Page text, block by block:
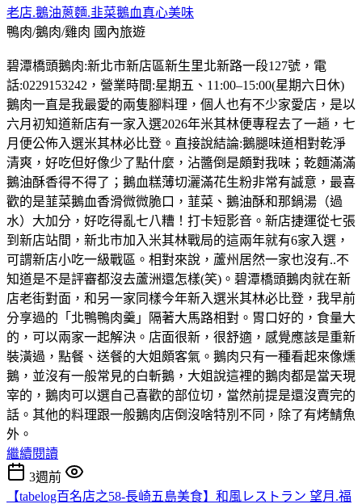
老店.鵝油蔥麵.韭菜鵝血真心美味
鴨肉/鵝肉/雞肉 國內旅遊
碧潭橋頭鵝肉:新北市新店區新生里北新路一段127號，電
話:0229153242，營業時間:星期五、11:00–15:00(星期六日休)
鵝肉一直是我最愛的兩隻腳料理，個人也有不少家愛店，是以
六月初知道新店有一家入選2026年米其林便專程去了一趟，七
月便公佈入選米其林必比登。直接說結論:鵝腿味道相對乾淨
清爽，好吃但好像少了點什麼，沾醬倒是頗對我味；乾麵滿滿
鵝油酥香得不得了；鵝血糕薄切灑滿花生粉非常有誠意，最喜
歡的是韮菜鵝血香滑微微脆口，韮菜、鵝油酥和那鍋湯（過
水）大加分，好吃得亂七八糟！打卡短影音。新店捷運從七張
到新店站間，新北市加入米其林戰局的這兩年就有6家入選，
可謂新店小吃一級戰區。相對來說，蘆州居然一家也沒有..不
知道是不是評審都沒去蘆洲還怎樣(笑)。碧潭橋頭鵝肉就在新
店老街對面，和另一家同樣今年新入選米其林必比登，我早前
分享過的「北鴨鴨肉羹」隔著大馬路相對。胃口好的，食量大
的，可以兩家一起解決。店面很新，很舒適，感覺應該是重新
裝潢過，點餐、送餐的大姐頗客氣。鵝肉只有一種看起來像燻
鵝，並沒有一般常見的白斬鵝，大姐說這裡的鵝肉都是當天現
宰的，鵝肉可以選自己喜歡的部位切，當然前提是還沒賣完的
話。其他的料理跟一般鵝肉店倒沒啥特別不同，除了有烤鯖魚
外。
繼續閱讀
3週前
【tabelog百名店之58-長崎五島美食】和風レストラン 望月.福